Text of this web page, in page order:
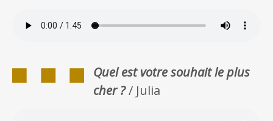
Quel est votre souhait le plus
cher ?/ Julia